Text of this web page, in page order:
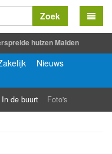
Zoek
huizen Malden
Nieuws
In de buurt Foto's